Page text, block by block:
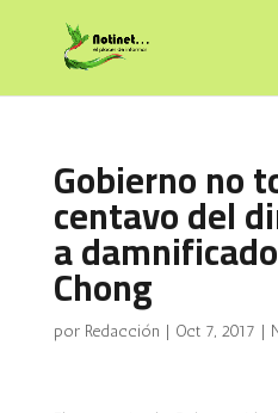
Gobierno no
centavo del
a
Chong
por Redacción | Oct 7, 2017 |